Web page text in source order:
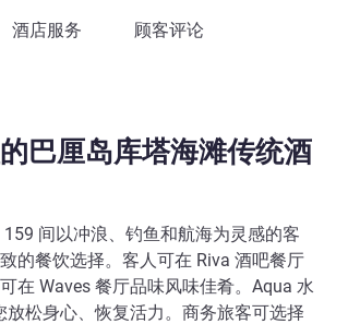
酒店服务 顾客评论
巴厘岛库塔海滩传统酒
间以冲浪、钓鱼和航海为灵感的客
的餐饮选择。客人可在 Riva 酒吧餐厅
在 Waves 餐厅品味风味佳肴。Aqua 水
松身心、恢复活力。商务旅客可选择